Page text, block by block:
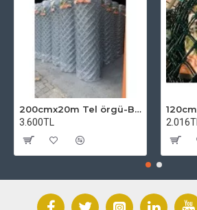
200cmx20m Tel örgü-Bahçe Teli (7cmx7cm Göz Aralığı)
3.600TL
2.016TL